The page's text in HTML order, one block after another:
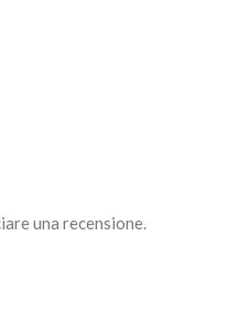
una recensione.